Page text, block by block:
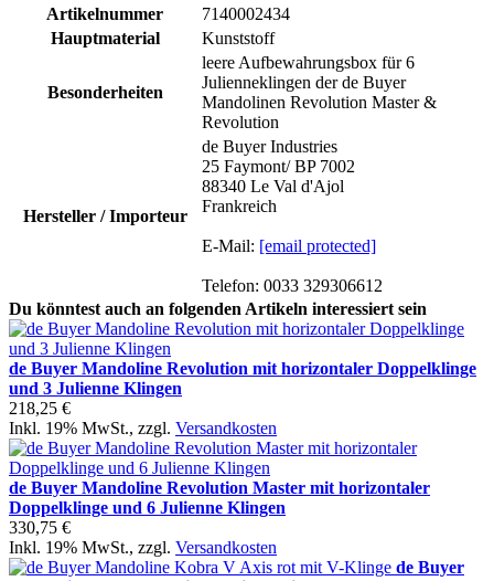
Artikelnummer
7140002434
Hauptmaterial
Kunststoff
Besonderheiten
leere Aufbewahrungsbox für 6
Julienneklingen der de Buyer
Mandolinen Revolution Master &
Revolution
Hersteller / Importeur
de Buyer Industries
25 Faymont/ BP 7002
88340 Le Val d'Ajol
Frankreich
E-Mail: [email protected]
Telefon: 0033 329306612
Du könntest auch an folgenden Artikeln interessiert sein
de Buyer Mandoline Revolution mit horizontaler Doppelklinge
und 3 Julienne Klingen
218,25 €
Inkl. 19% MwSt., zzgl. Versandkosten
de Buyer Mandoline Revolution Master mit horizontaler
Doppelklinge und 6 Julienne Klingen
330,75 €
Inkl. 19% MwSt., zzgl. Versandkosten
de Buyer